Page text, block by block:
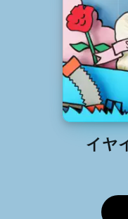
ラジオ
イヤ